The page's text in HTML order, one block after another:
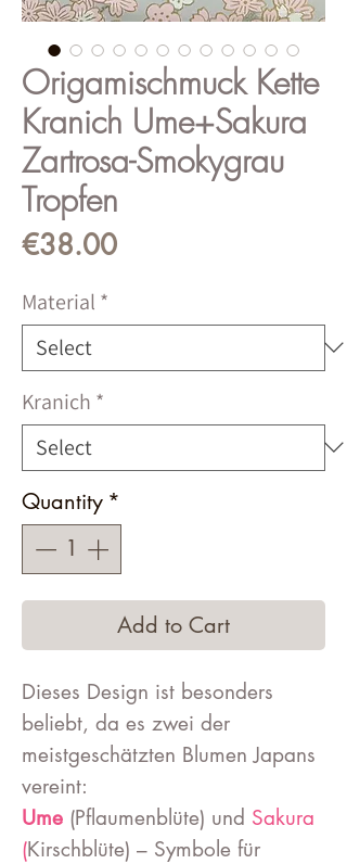
Origamischmuck Kette
Kranich Ume+Sakura
Zartrosa-Smokygrau
Tropfen
€38.00Price
Material *
Kranich *
Quantity *
Add to Cart
Dieses Design ist besonders
beliebt, da es zwei der
meistgeschätzten Blumen Japans
vereint:
Ume (Pflaumenblüte) und Sakura
(Kirschblüte) – Symbole für